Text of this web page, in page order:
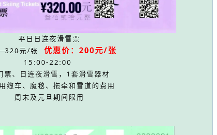
平日日连夜滑雪票
320元/张
优惠价：200元/张
15:00-22:00
票、日连夜滑雪，1套滑雪器材
缆车、魔毯、拖牵和雪道的费用
周末及元旦期间限用